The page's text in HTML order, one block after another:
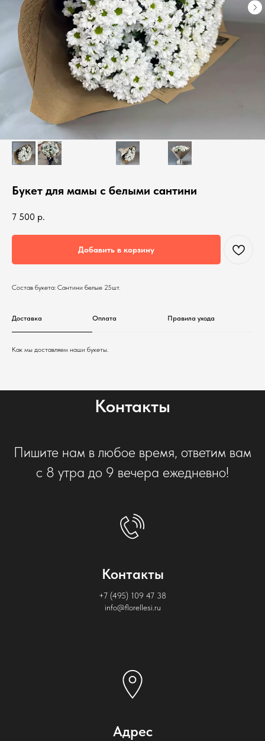
Букет для мамы с белыми сантини
7 500 р.
Добавить в корзину
Состав букета: Сантини белые 25шт.
Доставка Оплата Правила ухода
Как мы доставляем наши букеты.
Контакты
Пишите нам в любое время, ответим вам
с 8 утра до 9 вечера ежедневно!
Контакты
+7 (495) 109 47 38
info@florellesi.ru
Адрес